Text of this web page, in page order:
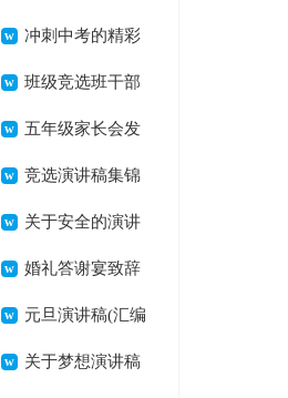
讲稿15篇
冲刺中考的精彩
演讲稿班级竞选班干部
发言稿五年级家长会发
言稿竞选演讲稿集锦
15篇关于安全的演讲
稿3篇婚礼答谢宴致辞
14篇元旦演讲稿(汇编
15篇)关于梦想演讲稿